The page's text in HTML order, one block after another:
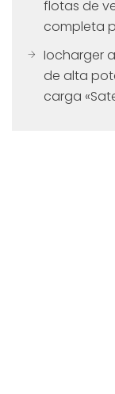
flotas de
completa
Iocharger
de alta
carga